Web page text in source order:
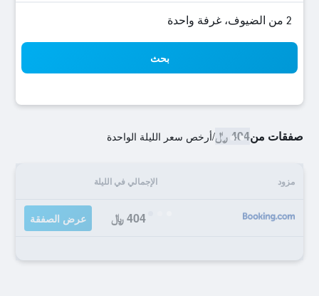
2 من الضيوف، غرفة واحدة
بحث
صفقات من404 ﷼ /أرخص سعر الليلة الواحدة
مزود الإجمالي في الليلة
404 ﷼ عرض الصفقة